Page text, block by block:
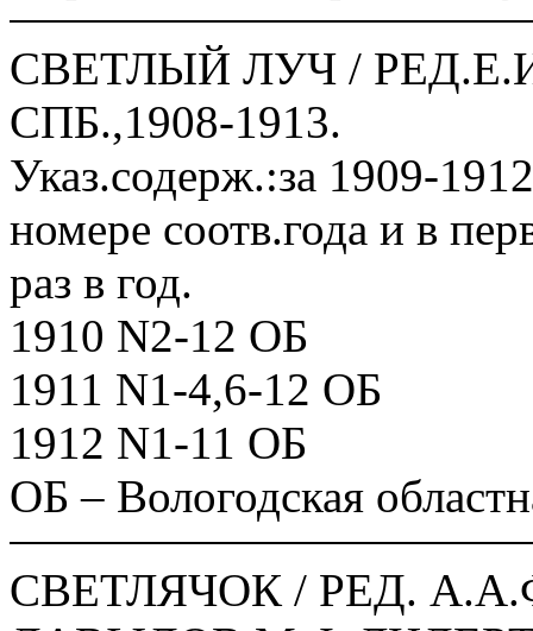
СВЕТЛЫЙ ЛУЧ /
СПБ.,1908-1913.
Указ.содерж.:за 1909-
номере соотв.года и в
раз в год.
1910 N2-12 ОБ
1911 N1-4,6-12 ОБ
1912 N1-11 ОБ
ОБ – Вологодская
СВЕТЛЯЧОК / РЕД.